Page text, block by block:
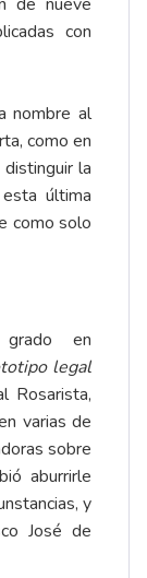
con
nombre al
como en
la
última
como solo
en
legal
Rosarista,
varias de
sobre
aburrirle
y
José de